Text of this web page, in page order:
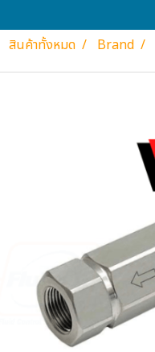
สินค้าทั้งหมด Brand